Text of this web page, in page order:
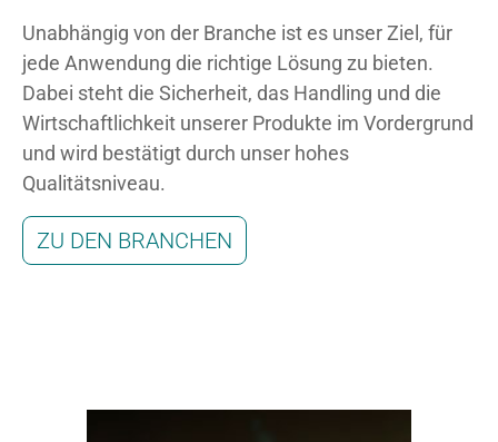
Unabhängig von der Branche ist es unser Ziel, für
jede Anwendung die richtige Lösung zu bieten.
Dabei steht die Sicherheit, das Handling und die
Wirtschaftlichkeit unserer Produkte im Vordergrund
und wird bestätigt durch unser hohes
Qualitätsniveau.
ZU DEN BRANCHEN